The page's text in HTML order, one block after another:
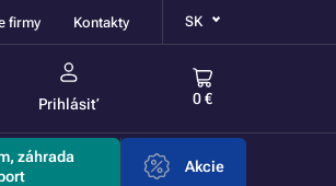
firmy Kontakty SK
Prihlásiť 0 €
záhrada
Akcie